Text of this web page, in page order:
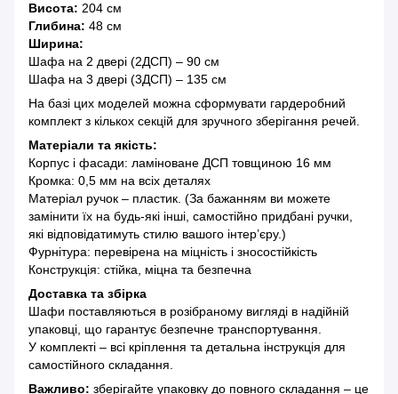
Висота: 204 см
Глибина: 48 см
Ширина:
Шафа на 2 двері (2ДСП) – 90 см
Шафа на 3 двері (3ДСП) – 135 см
На базі цих моделей можна сформувати гардеробний
комплект з кількох секцій для зручного зберігання речей.
Матеріали та якість:
Корпус і фасади: ламіноване ДСП товщиною 16 мм
Кромка: 0,5 мм на всіх деталях
Матеріал ручок – пластик. (За бажанням ви можете
замінити їх на будь-які інші, самостійно придбані ручки,
які відповідатимуть стилю вашого інтер’єру.)
Фурнітура: перевірена на міцність і зносостійкість
Конструкція: стійка, міцна та безпечна
Доставка та збірка
Шафи поставляються в розібраному вигляді в надійній
упаковці, що гарантує безпечне транспортування.
У комплекті – всі кріплення та детальна інструкція для
самостійного складання.
Важливо: зберігайте упаковку до повного складання – це